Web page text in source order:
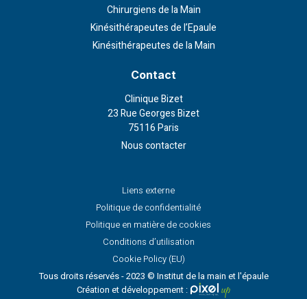
Chirurgiens de la Main
Kinésithérapeutes de l’Epaule
Kinésithérapeutes de la Main
Contact
Clinique Bizet
23 Rue Georges Bizet
75116 Paris
Nous contacter
Liens externe
Politique de confidentialité
Politique en matière de cookies
Conditions d’utilisation
Cookie Policy (EU)
Tous droits réservés - 2023 © Institut de la main et l'épaule
Création et développement :